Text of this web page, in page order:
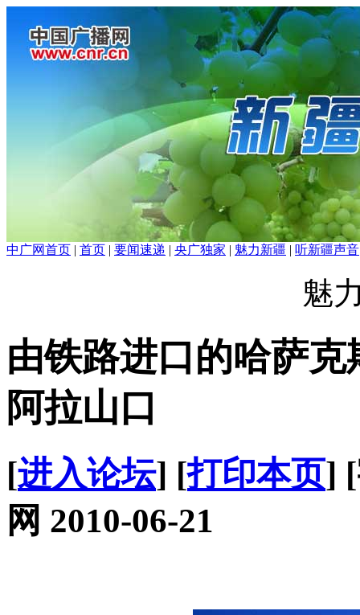
中广网首页 | 首页 | 要闻速递 | 央广独家 | 魅力新疆 | 听新疆声音
魅
由铁路进口的哈萨
阿拉山口
[进入论坛] [打印本页]
网 2010-06-21